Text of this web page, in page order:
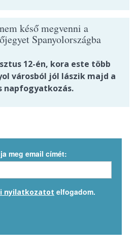
késő megvenni a
Spanyolországba
12-én, kora este több
városból jól lászik majd a
napfogyatkozás.
meg email címét:
nyilatkozatot elfogadom.